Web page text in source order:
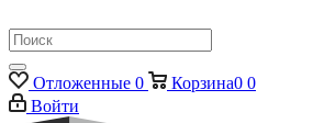
Отложенные 0 Корзина0 0
Войти